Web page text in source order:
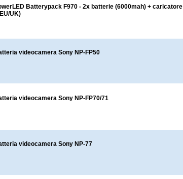
Batterypack F970 - 2x batterie (6000mah) + caricatore
UK)
videocamera Sony NP-FP50
videocamera Sony NP-FP70/71
videocamera Sony NP-77